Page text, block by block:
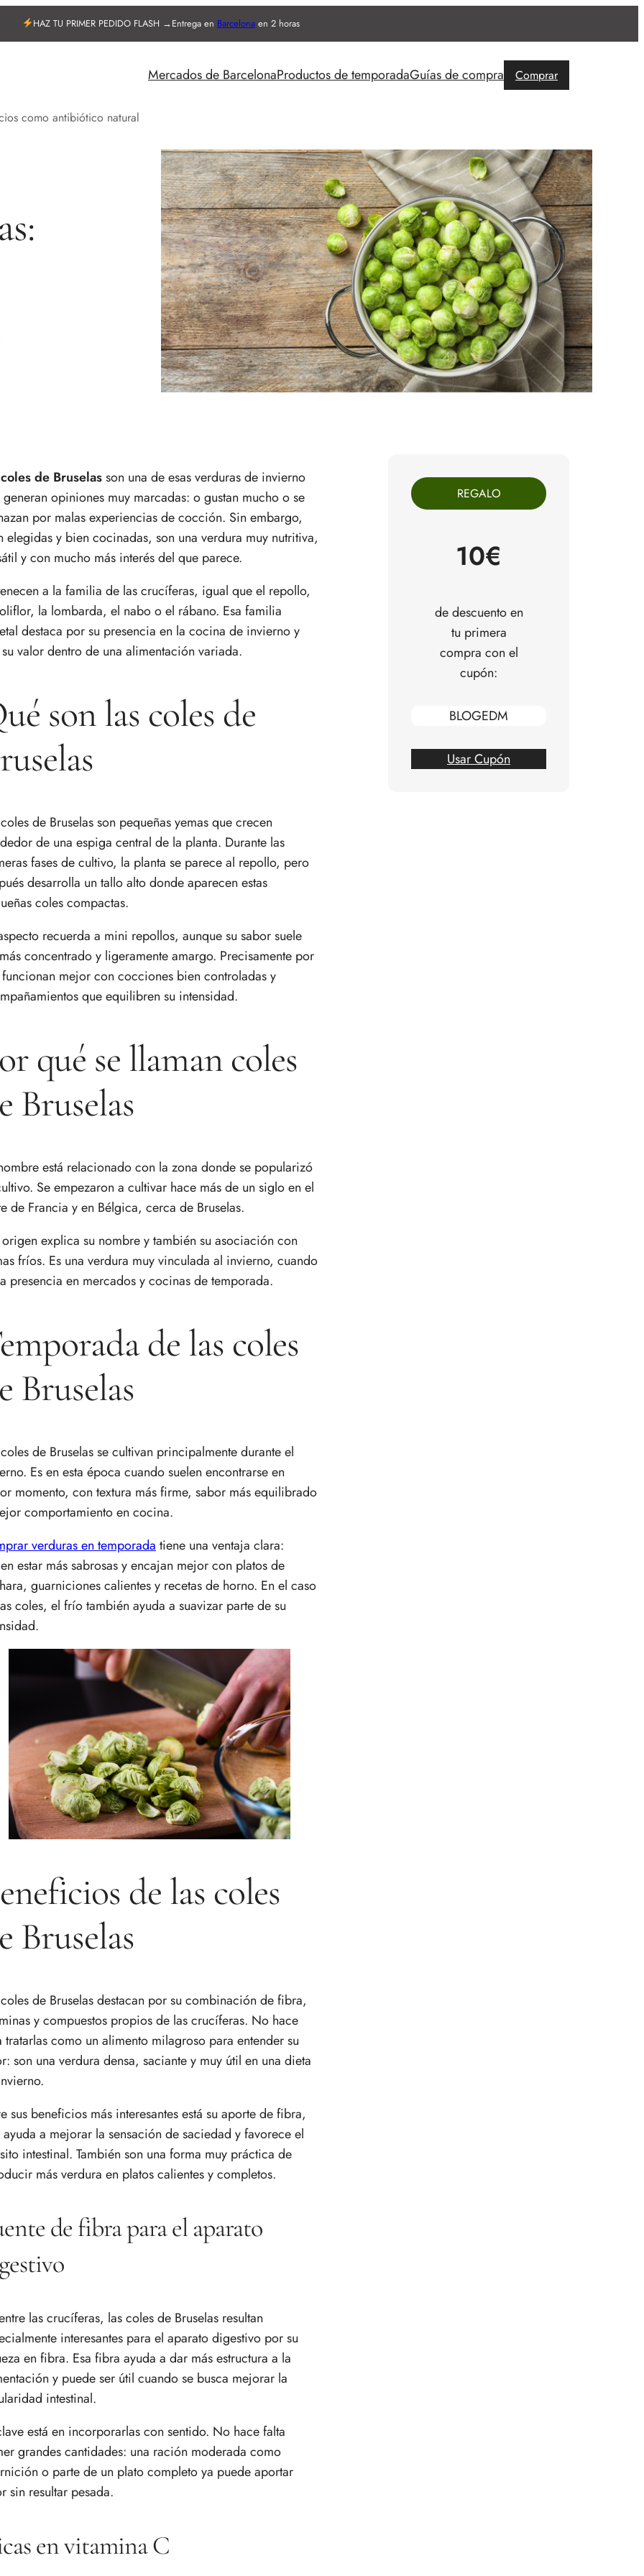
HAZ TU PRIMER PEDIDO FLASH →Entrega en Barcelonaen 2 horas
Mercados de BarcelonaProductos de temporadaGuías de compra Comprar
como antibiótico natural
coles de Bruselasson una de esas verduras de invierno
opiniones muy marcadas: o gustan mucho o se
por malas experiencias de cocción. Sin embargo,
elegidas y bien cocinadas, son una verdura muy nutritiva,
y con mucho más interés del que parece.
a la familia de las crucíferas, igual que el repollo,
la lombarda, el nabo o el rábano. Esa familia
destaca por su presencia en la cocina de invierno y
valor dentro de una alimentación variada.
son las coles de
de Bruselas son pequeñas yemas que crecen
de una espiga central de la planta. Durante las
fases de cultivo, la planta se parece al repollo, pero
desarrolla un tallo alto donde aparecen estas
coles compactas.
recuerda a mini repollos, aunque su sabor suele
concentrado y ligeramente amargo. Precisamente por
mejor con cocciones bien controladas y
que equilibren su intensidad.
qué se llaman coles
Bruselas
está relacionado con la zona donde se popularizó
Se empezaron a cultivar hace más de un siglo en el
de Francia y en Bélgica, cerca de Bruselas.
origen explica su nombre y también su asociación con
fríos. Es una verdura muy vinculada al invierno, cuando
presencia en mercados y cocinas de temporada.
de las coles
Bruselas
de Bruselas se cultivan principalmente durante el
Es en esta época cuando suelen encontrarse en
momento, con textura más firme, sabor más equilibrado
comportamiento en cocina.
verduras en temporadatiene una ventaja clara:
estar más sabrosas y encajan mejor con platos de
guarniciones calientes y recetas de horno. En el caso
coles, el frío también ayuda a suavizar parte de su
de las coles
Bruselas
de Bruselas destacan por su combinación de fibra,
y compuestos propios de las crucíferas. No hace
tratarlas como un alimento milagroso para entender su
son una verdura densa, saciante y muy útil en una dieta
sus beneficios más interesantes está su aporte de fibra,
a mejorar la sensación de saciedad y favorece el
intestinal. También son una forma muy práctica de
más verdura en platos calientes y completos.
de fibra para el aparato
las crucíferas, las coles de Bruselas resultan
interesantes para el aparato digestivo por su
en fibra. Esa fibra ayuda a dar más estructura a la
y puede ser útil cuando se busca mejorar la
intestinal.
está en incorporarlas con sentido. No hace falta
grandes cantidades: una ración moderada como
o parte de un plato completo ya puede aportar
sin resultar pesada.
en vitamina C
REGALO
10€
de descuento en
tu primera
compra con el
cupón:
BLOGEDM
Usar Cupón